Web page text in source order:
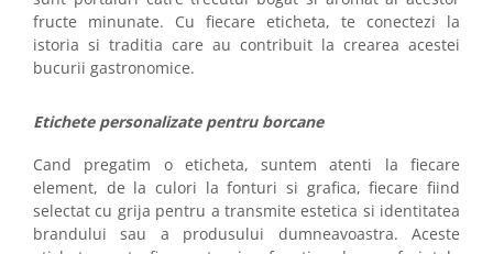
fructe minunate. Cu fiecare eticheta, te conectezi la
istoria si traditia care au contribuit la crearea acestei
bucurii gastronomice.
Etichete personalizate pentru borcane
Cand pregatim o eticheta, suntem atenti la fiecare
element, de la culori la fonturi si grafica, fiecare fiind
selectat cu grija pentru a transmite estetica si identitatea
brandului sau a produsului dumneavoastra. Aceste